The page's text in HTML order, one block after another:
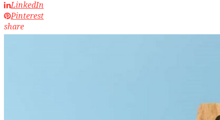
LinkedIn
Pinterest
share